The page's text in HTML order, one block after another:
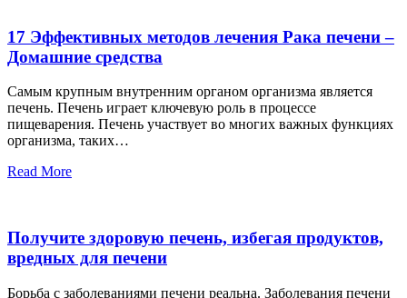
17 Эффективных методов лечения Рака печени –
Домашние средства
Самым крупным внутренним органом организма является
печень. Печень играет ключевую роль в процессе
пищеварения. Печень участвует во многих важных функциях
организма, таких…
Read More
Получите здоровую печень, избегая продуктов,
вредных для печени
Борьба с заболеваниями печени реальна. Заболевания печени